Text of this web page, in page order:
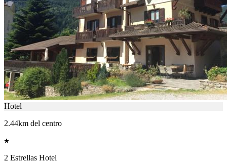
Hotel
2.44km del centro
2 Estrellas Hotel